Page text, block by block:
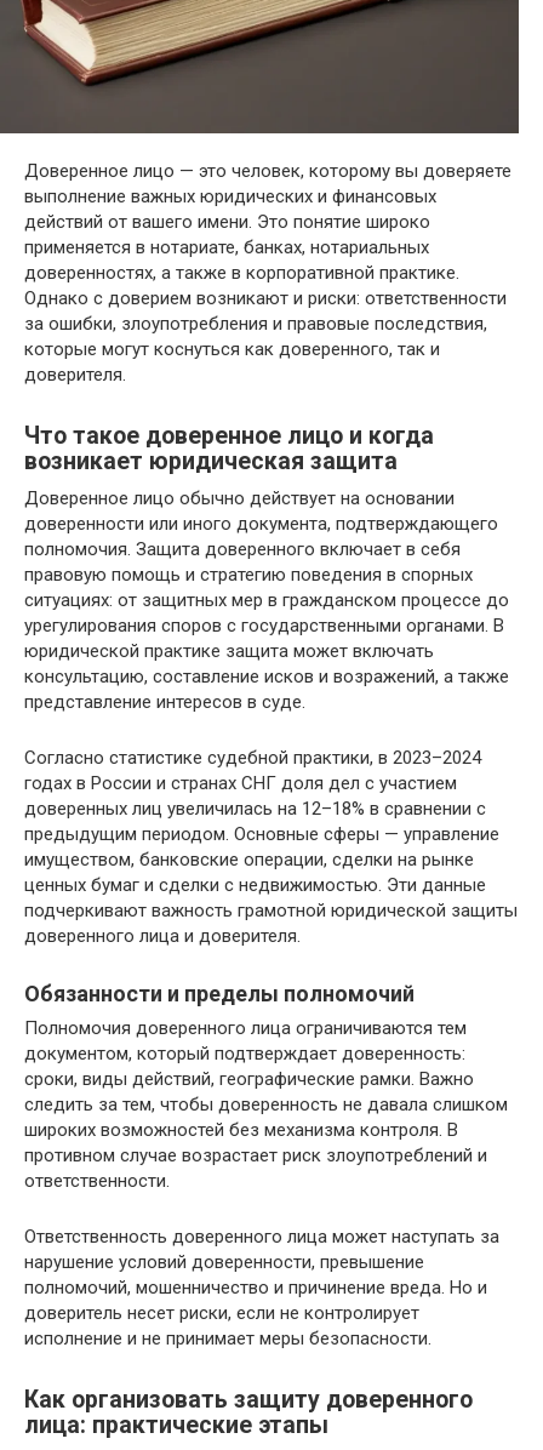
Доверенное лицо — это человек, которому вы доверяете
выполнение важных юридических и финансовых
действий от вашего имени. Это понятие широко
применяется в нотариате, банках, нотариальных
доверенностях, а также в корпоративной практике.
Однако с доверием возникают и риски: ответственности
за ошибки, злоупотребления и правовые последствия,
которые могут коснуться как доверенного, так и
доверителя.
Что такое доверенное лицо и когда
возникает юридическая защита
Доверенное лицо обычно действует на основании
доверенности или иного документа, подтверждающего
полномочия. Защита доверенного включает в себя
правовую помощь и стратегию поведения в спорных
ситуациях: от защитных мер в гражданском процессе до
урегулирования споров с государственными органами. В
юридической практике защита может включать
консультацию, составление исков и возражений, а также
представление интересов в суде.
Согласно статистике судебной практики, в 2023–2024
годах в России и странах СНГ доля дел с участием
доверенных лиц увеличилась на 12–18% в сравнении с
предыдущим периодом. Основные сферы — управление
имуществом, банковские операции, сделки на рынке
ценных бумаг и сделки с недвижимостью. Эти данные
подчеркивают важность грамотной юридической защиты
доверенного лица и доверителя.
Обязанности и пределы полномочий
Полномочия доверенного лица ограничиваются тем
документом, который подтверждает доверенность:
сроки, виды действий, географические рамки. Важно
следить за тем, чтобы доверенность не давала слишком
широких возможностей без механизма контроля. В
противном случае возрастает риск злоупотреблений и
ответственности.
Ответственность доверенного лица может наступать за
нарушение условий доверенности, превышение
полномочий, мошенничество и причинение вреда. Но и
доверитель несет риски, если не контролирует
исполнение и не принимает меры безопасности.
Как организовать защиту доверенного
лица: практические этапы